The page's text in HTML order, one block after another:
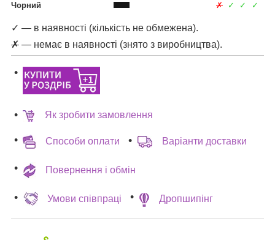
Чорний ✗ ✓ ✓ ✓
✓ — в наявності (кількість не обмежена).
✗ — немає в наявності (знято з виробництва).
Як зробити замовлення
Способи оплати Варіанти доставки
Повернення і обмін
Умови співпраці Дропшипінг